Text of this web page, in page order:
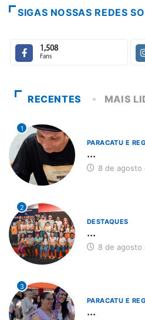
SIGAS NOSSAS REDES
1,508
Fans
RECENTES MAIS
1
PARACATU E
...
8 de agosto
2
DESTAQUES
...
8 de agosto
3
PARACATU E
...